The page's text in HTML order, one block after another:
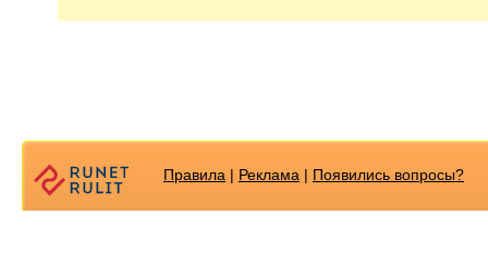
Правила | Реклама | Появилиcь вопросы?